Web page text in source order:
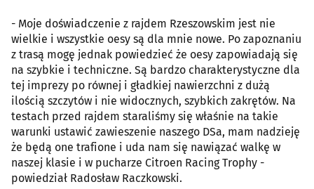
- Moje doświadczenie z rajdem Rzeszowskim jest nie
wielkie i wszystkie oesy są dla mnie nowe. Po zapoznaniu
z trasą mogę jednak powiedzieć że oesy zapowiadają się
na szybkie i techniczne. Są bardzo charakterystyczne dla
tej imprezy po równej i gładkiej nawierzchni z dużą
ilością szczytów i nie widocznych, szybkich zakrętów. Na
testach przed rajdem staraliśmy się właśnie na takie
warunki ustawić zawieszenie naszego DSa, mam nadzieję
że będą one trafione i uda nam się nawiązać walkę w
naszej klasie i w pucharze Citroen Racing Trophy -
powiedział Radosław Raczkowski.